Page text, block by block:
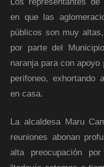
en que las
públicos son muy
por parte del
naranja para con
perifoneo, exhortando
en casa.
La alcaldesa Maru
reuniones abonan
alta preocupación